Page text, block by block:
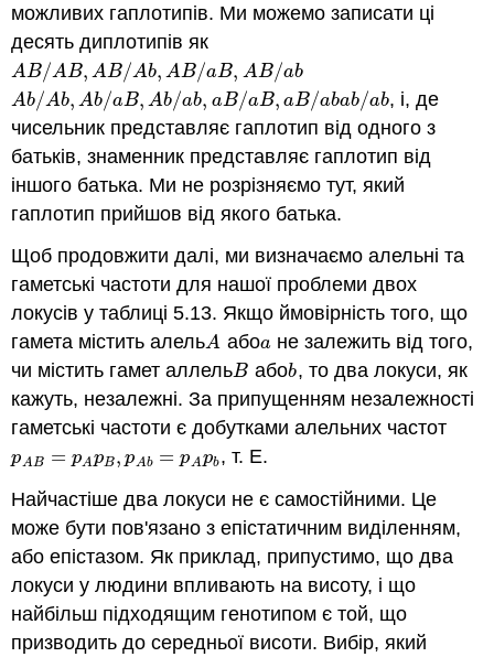
можливих гаплотипів. Ми можемо записати ці
десять диплотипів як
AB/AB, AB/Ab, AB/aB, AB/ab
AB/AB,A B/Ab,AB /aB,AB/a b
Ab/Ab, Ab/aB, Ab/ab, aB/aB, aB/ab
Ab/Ab,Ab/aB,A b/ab,aB/aB,aB/ab ab/ab
ab/ab, і, де
чисельник представляє гаплотип від одного з
батьків, знаменник представляє гаплотип від
іншого батька. Ми не розрізняємо тут, який
гаплотип прийшов від якого батька.
Щоб продовжити далі, ми визначаємо алельні та
гаметські частоти для нашої проблеми двох
локусів у таблиці 5.13. Якщо ймовірність того, що
гамета містить алельA
A абоa
a не залежить від того,
чи містить гамет аллельB
B абоb
b, то два локуси, як
кажуть, незалежні. За припущенням незалежності
гаметські частоти є добутками алельних частот
pAB = pApB, pAb = pApb
pAB =pApB,pAb=p Apb , т. Е.
Найчастіше два локуси не є самостійними. Це
може бути пов'язано з епістатичним виділенням,
або епістазом. Як приклад, припустимо, що два
локуси у людини впливають на висоту, і що
найбільш підходящим генотипом є той, що
призводить до середньої висоти. Вибір, який